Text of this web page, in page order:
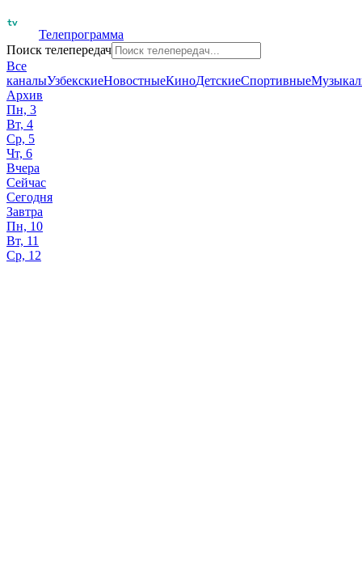
Телепрограмма
Поиск телепередач
Все
каналыУзбекскиеНовостныеКиноДетскиеСпортивные
Архив
Пн, 3
Вт, 4
Ср, 5
Чт, 6
Вчера
Сейчас
Сегодня
Завтра
Пн, 10
Вт, 11
Ср, 12